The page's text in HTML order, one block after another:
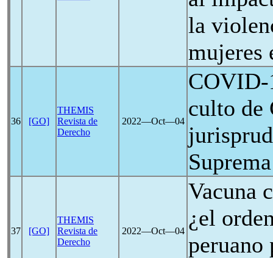
la
mujeres
36 [GO]
THEMIS
Revista de
Derecho
2022―Oct―04
COVID-
culto de
Suprema
37 [GO]
THEMIS
Revista de
Derecho
2022―Oct―04
Vacuna
¿el
peruano